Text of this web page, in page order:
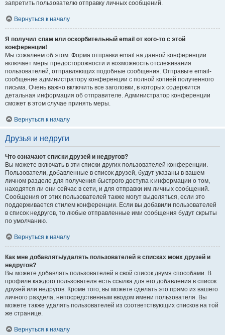
запретить пользователю отправку личных сообщений.
Вернуться к началу
Я получил спам или оскорбительный email от кого-то с этой
конференции!
Мы сожалеем об этом. Форма отправки email на данной конференции
включает меры предосторожности и возможность отслеживания
пользователей, отправляющих подобные сообщения. Отправьте email-
сообщение администратору конференции с полной копией полученного
письма. Очень важно включить все заголовки, в которых содержится
детальная информация об отправителе. Администратор конференции
сможет в этом случае принять меры.
Вернуться к началу
Друзья и недруги
Что означают списки друзей и недругов?
Вы можете включать в эти списки других пользователей конференции.
Пользователи, добавленные в список друзей, будут указаны в вашем
личном разделе для получения быстрого доступа к информации о том,
находятся ли они сейчас в сети, и для отправки им личных сообщений.
Сообщения от этих пользователей также могут выделяться, если это
поддерживается стилем конференции. Если вы добавили пользователей
в список недругов, то любые отправленные ими сообщения будут скрыты
по умолчанию.
Вернуться к началу
Как мне добавлять/удалять пользователей в списках моих друзей и
недругов?
Вы можете добавлять пользователей в свой список двумя способами. В
профиле каждого пользователя есть ссылка для его добавления в список
друзей или недругов. Кроме того, вы можете сделать это прямо из вашего
личного раздела, непосредственным вводом имени пользователя. Вы
можете также удалять пользователей из соответствующих списков на той
же странице.
Вернуться к началу